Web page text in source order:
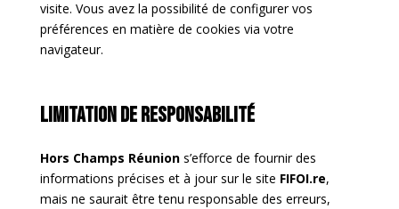
visite. Vous avez la possibilité de configurer vos
préférences en matière de cookies via votre
navigateur.
Limitation de responsabilité
Hors Champs Réunions’efforce de fournir des
informations précises et à jour sur le site FIFOI.re,
mais ne saurait être tenu responsable des erreurs,